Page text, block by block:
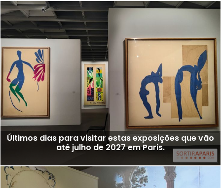
Últimos dias para visitar estas exposições que vão
até julho de 2027 em Paris.